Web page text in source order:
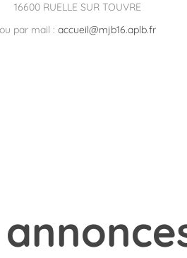
16600 RUELLE SUR TOUVRE
ou par mail : accueil@mjb16.aplb.fr